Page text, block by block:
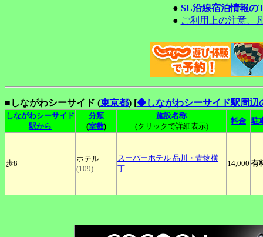
● SL沿線宿泊情報の
● ご利用上の注意、
■しながわシーサイド (東京都) [◆しながわシーサイド駅周辺
しながわシーサイド
駅から
分類
(室数)
施設名称
(クリックで詳細表示)
料金 駐
歩8
ホテル
(109)
スーパーホテル 品川
・青物横
丁
14,000 有